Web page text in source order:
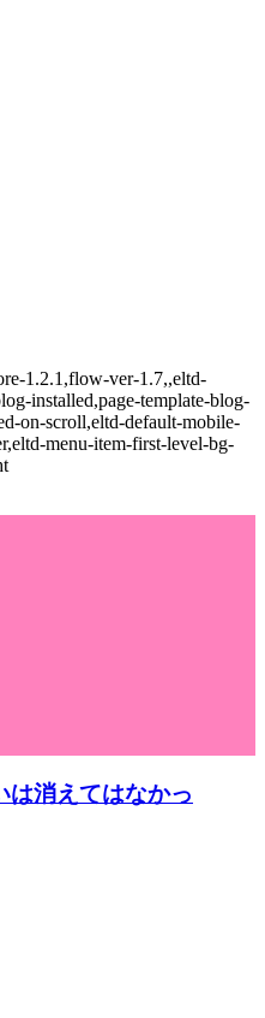
1.2.1,flow-ver-1.7,,eltd-
installed,page-template-blog-
on-scroll,eltd-default-mobile-
menu-item-first-level-bg-
は消えてはなかっ